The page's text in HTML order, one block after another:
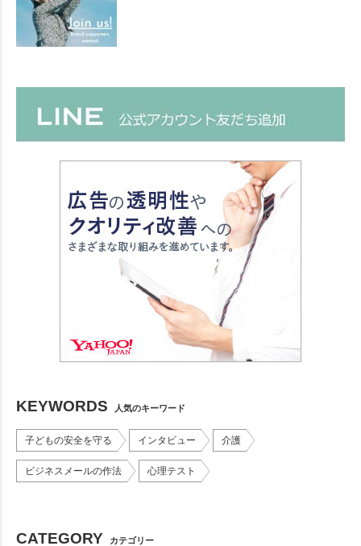
KEYWORDS 人気のキーワード
子どもの安全を守る インタビュー 介護
ビジネスメールの作法 心理テスト
CATEGORY カテゴリー